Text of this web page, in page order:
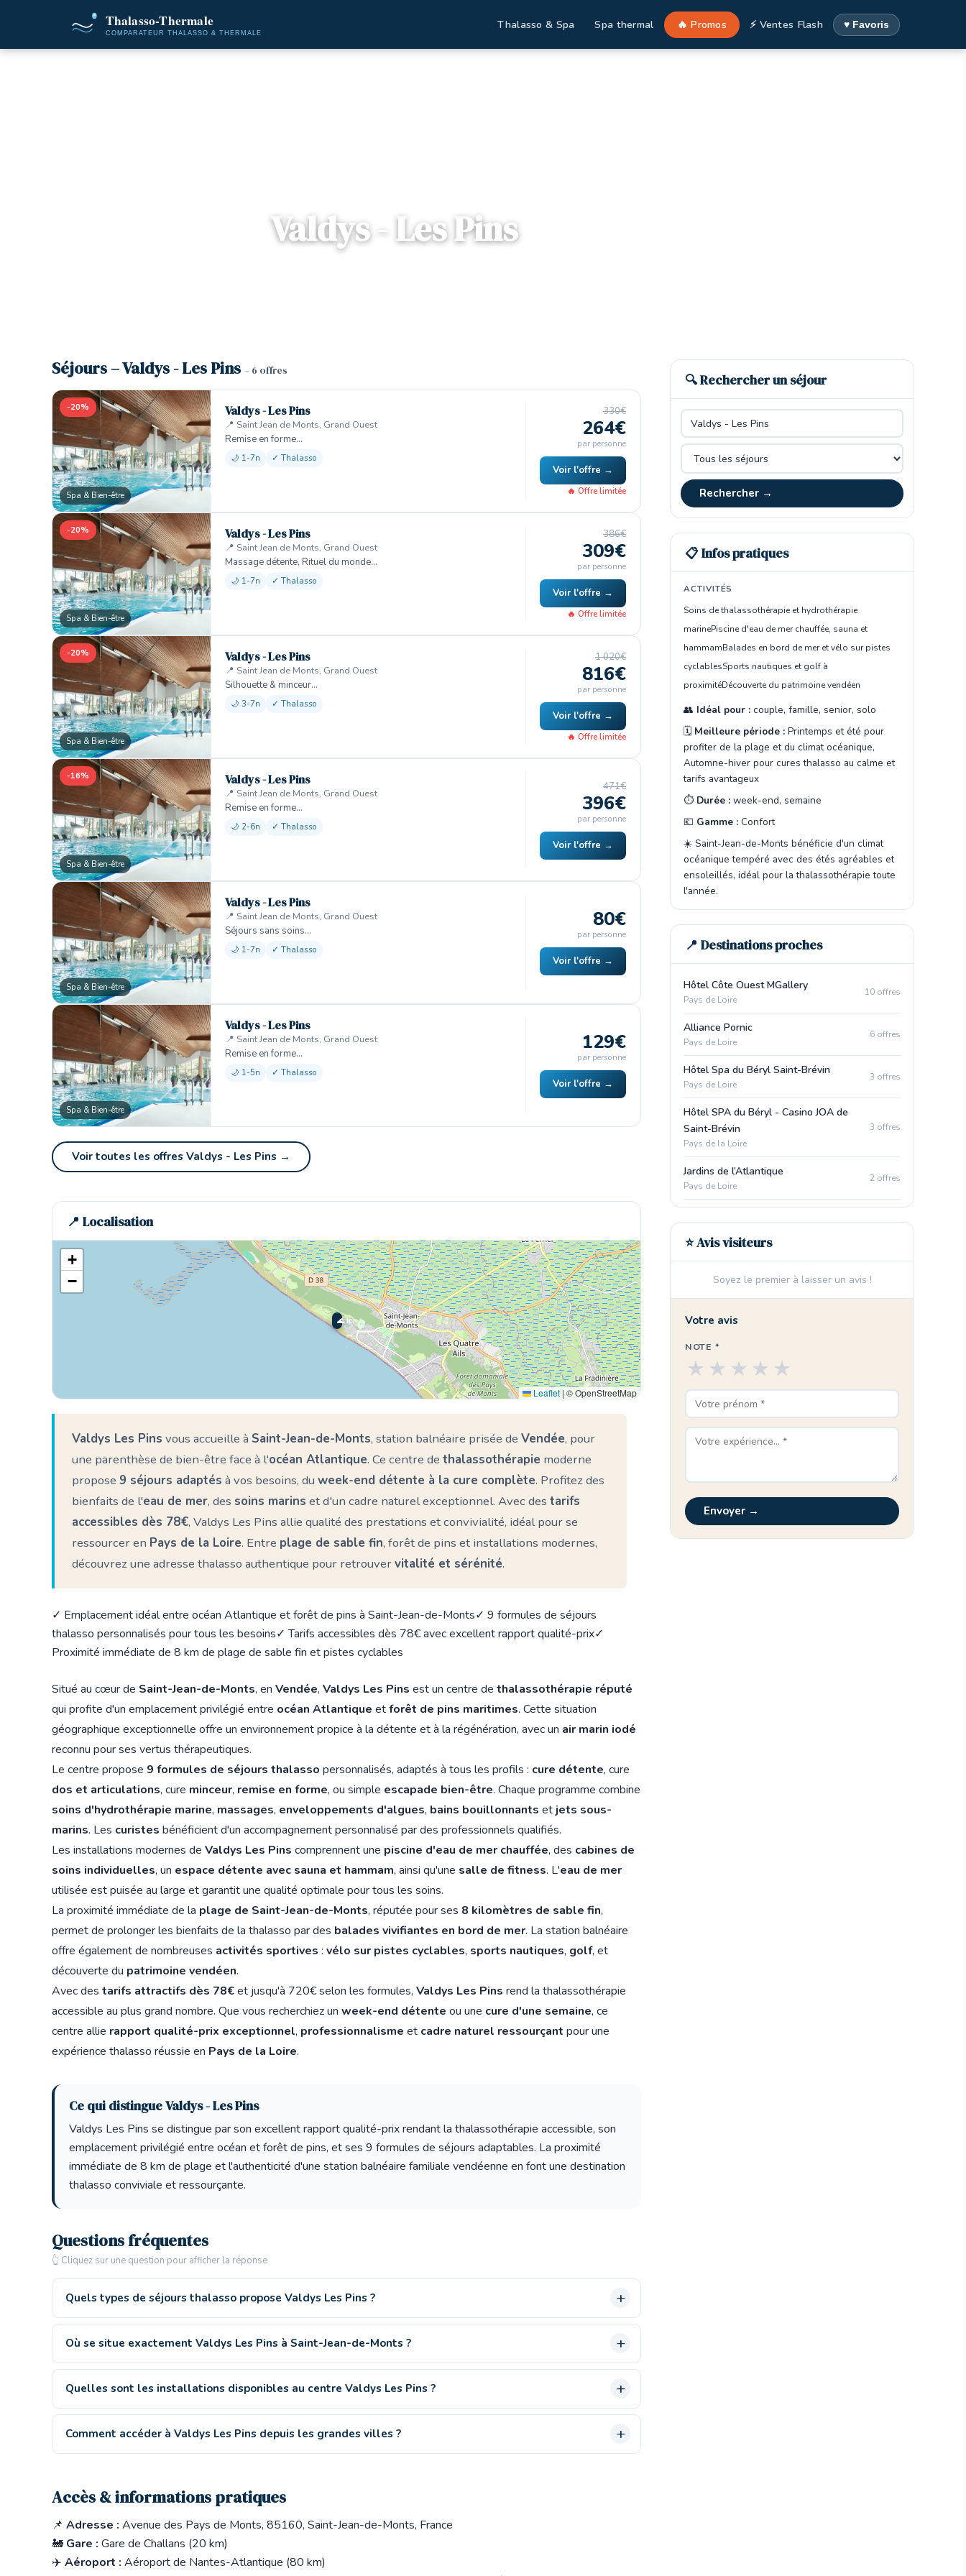
Thalasso & Spa Spa thermal 🔥 Promos ⚡ Ventes Flash ♥ Favoris
Valdys - Les Pins
Séjours – Valdys - Les Pins – 6 offres
-20%
Spa & Bien-être
Valdys - Les Pins
📍 Saint Jean de Monts, Grand Ouest
Remise en forme…
🌙 1-7n ✓ Thalasso
330€
264€
par personne
Voir l'offre →
🔥 Offre limitée
-20%
Spa & Bien-être
Valdys - Les Pins
📍 Saint Jean de Monts, Grand Ouest
Massage détente, Rituel du monde…
🌙 1-7n ✓ Thalasso
386€
309€
par personne
Voir l'offre →
🔥 Offre limitée
-20%
Spa & Bien-être
Valdys - Les Pins
📍 Saint Jean de Monts, Grand Ouest
Silhouette & minceur…
🌙 3-7n ✓ Thalasso
1 020€
816€
par personne
Voir l'offre →
🔥 Offre limitée
-16%
Spa & Bien-être
Valdys - Les Pins
📍 Saint Jean de Monts, Grand Ouest
Remise en forme…
🌙 2-6n ✓ Thalasso
471€
396€
par personne
Voir l'offre →
Spa & Bien-être
Valdys - Les Pins
📍 Saint Jean de Monts, Grand Ouest
Séjours sans soins…
🌙 1-7n ✓ Thalasso
80€
par personne
Voir l'offre →
Spa & Bien-être
Valdys - Les Pins
📍 Saint Jean de Monts, Grand Ouest
Remise en forme…
🌙 1-5n ✓ Thalasso
129€
par personne
Voir l'offre →
Voir toutes les offres Valdys - Les Pins →
📍 Localisation
🌊 Ici
+
−
Leaflet| © OpenStreetMap
Valdys Les Pins vous accueille à Saint-Jean-de-Monts, station balnéaire prisée de Vendée, pour
une parenthèse de bien-être face à l'océan Atlantique. Ce centre de thalassothérapie moderne
propose 9 séjours adaptés à vos besoins, du week-end détente à la cure complète. Profitez des
bienfaits de l'eau de mer, des soins marins et d'un cadre naturel exceptionnel. Avec des tarifs
accessibles dès 78€, Valdys Les Pins allie qualité des prestations et convivialité, idéal pour se
ressourcer en Pays de la Loire. Entre plage de sable fin, forêt de pins et installations modernes,
découvrez une adresse thalasso authentique pour retrouvervitalité et sérénité.
✓ Emplacement idéal entre océan Atlantique et forêt de pins à Saint-Jean-de-Monts✓ 9 formules de séjours
thalasso personnalisés pour tous les besoins✓ Tarifs accessibles dès 78€ avec excellent rapport qualité-prix✓
Proximité immédiate de 8 km de plage de sable fin et pistes cyclables
Situé au cœur de Saint-Jean-de-Monts, en Vendée, Valdys Les Pins est un centre de thalassothérapie réputé
qui profite d'un emplacement privilégié entre océan Atlantique etforêt de pins maritimes. Cette situation
géographique exceptionnelle offre un environnement propice à la détente et à la régénération, avec un air marin iodé
reconnu pour ses vertus thérapeutiques.
Le centre propose 9 formules de séjours thalasso personnalisés, adaptés à tous les profils : cure détente, cure
dos et articulations, cure minceur, remise en forme, ou simple escapade bien-être. Chaque programme combine
soins d'hydrothérapie marine, massages, enveloppements d'algues, bains bouillonnants et jets sous-
marins. Les curistes bénéficient d'un accompagnement personnalisé par des professionnels qualifiés.
Les installations modernes de Valdys Les Pins comprennent une piscine d'eau de mer chauffée, des cabines de
soins individuelles, un espace détente avec sauna et hammam, ainsi qu'une salle de fitness. L'eau de mer
utilisée est puisée au large et garantit une qualité optimale pour tous les soins.
La proximité immédiate de la plage de Saint-Jean-de-Monts, réputée pour ses 8 kilomètres de sable fin,
permet de prolonger les bienfaits de la thalasso par des balades vivifiantes en bord de mer. La station balnéaire
offre également de nombreuses activités sportives : vélo sur pistes cyclables, sports nautiques, golf, et
découverte du patrimoine vendéen.
Avec des tarifs attractifs dès 78€et jusqu'à 720€ selon les formules, Valdys Les Pins rend la thalassothérapie
accessible au plus grand nombre. Que vous recherchiez un week-end détente ou une cure d'une semaine, ce
centre allie rapport qualité-prix exceptionnel, professionnalisme et cadre naturel ressourçant pour une
expérience thalasso réussie en Pays de la Loire.
Ce qui distingue Valdys - Les Pins
Valdys Les Pins se distingue par son excellent rapport qualité-prix rendant la thalassothérapie accessible, son
emplacement privilégié entre océan et forêt de pins, et ses 9 formules de séjours adaptables. La proximité
immédiate de 8 km de plage et l'authenticité d'une station balnéaire familiale vendéenne en font une destination
thalasso conviviale et ressourçante.
Questions fréquentes
👆 Cliquez sur une question pour afficher la réponse
Quels types de séjours thalasso propose Valdys Les Pins ?
Où se situe exactement Valdys Les Pins à Saint-Jean-de-Monts ?
Quelles sont les installations disponibles au centre Valdys Les Pins ?
Comment accéder à Valdys Les Pins depuis les grandes villes ?
Accès & informations pratiques
📌 Adresse : Avenue des Pays de Monts, 85160, Saint-Jean-de-Monts, France
🚂 Gare : Gare de Challans (20 km)
✈️ Aéroport : Aéroport de Nantes-Atlantique (80 km)
🔍 Rechercher un séjour
Rechercher →
📋 Infos pratiques
ACTIVITÉS
Soins de thalassothérapie et hydrothérapie
marinePiscine d'eau de mer chauffée, sauna et
hammamBalades en bord de mer et vélo sur pistes
cyclablesSports nautiques et golf à
proximitéDécouverte du patrimoine vendéen
👥 Idéal pour : couple, famille, senior, solo
🗓️ Meilleure période : Printemps et été pour
profiter de la plage et du climat océanique,
Automne-hiver pour cures thalasso au calme et
tarifs avantageux
⏱️ Durée : week-end, semaine
💶 Gamme : Confort
☀️ Saint-Jean-de-Monts bénéficie d'un climat
océanique tempéré avec des étés agréables et
ensoleillés, idéal pour la thalassothérapie toute
l'année.
📍 Destinations proches
Hôtel Côte Ouest MGallery
Pays de Loire
10 offres
Alliance Pornic
Pays de Loire
6 offres
Hôtel Spa du Béryl Saint-Brévin
Pays de Loire
3 offres
Hôtel SPA du Béryl - Casino JOA de
Saint-Brévin
Pays de la Loire
3 offres
Jardins de l’Atlantique
Pays de Loire
2 offres
⭐ Avis visiteurs
Soyez le premier à laisser un avis !
Votre avis
NOTE *
★
★
★
★
★
Envoyer →